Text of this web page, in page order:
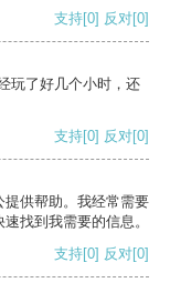
支持[0] 反对[0]
玩了好几个小时，还
支持[0] 反对[0]
供帮助。我经常需要
找到我需要的信息。
支持[0] 反对[0]